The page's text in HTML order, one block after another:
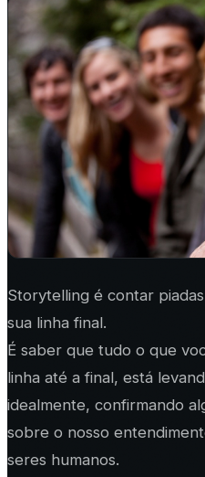
Storytelling é contar
sua linha final.
É saber que tudo o que
linha até a final, está
idealmente, confirmando
sobre o nosso
seres humanos.